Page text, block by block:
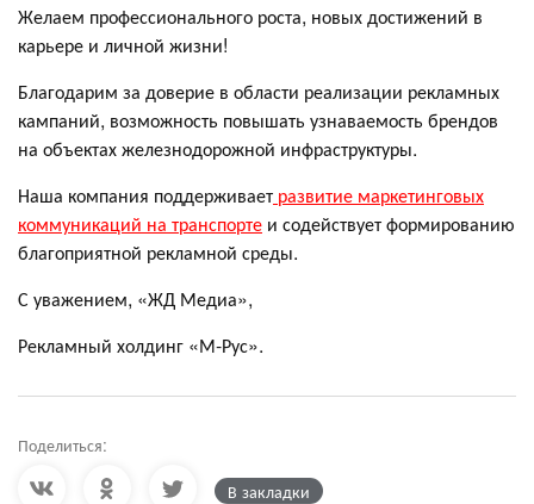
Желаем профессионального роста, новых достижений в
карьере и личной жизни!
Благодарим за доверие в области реализации рекламных
кампаний, возможность повышать узнаваемость брендов
на объектах железнодорожной инфраструктуры.
Наша компания поддерживает развитие маркетинговых
коммуникаций на транспорте и содействует формированию
благоприятной рекламной среды.
С уважением, «ЖД Медиа»,
Рекламный холдинг «М-Рус».
Поделиться:
В закладки